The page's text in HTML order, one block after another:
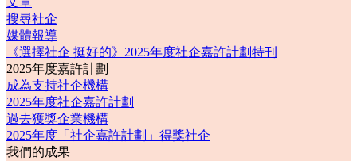
搜尋社企
媒體報導
《選擇社企 挺好的》2025年度社企嘉許計劃特刊
2025年度嘉許計劃
成為支持社企機構
2025年度社企嘉許計劃
過去獲獎企業機構
2025年度「社企嘉許計劃」得獎社企
我們的成果